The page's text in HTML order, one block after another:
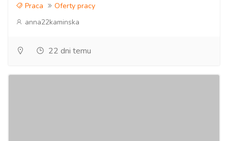
Praca
Oferty pracy
anna22kaminska
22 dni temu